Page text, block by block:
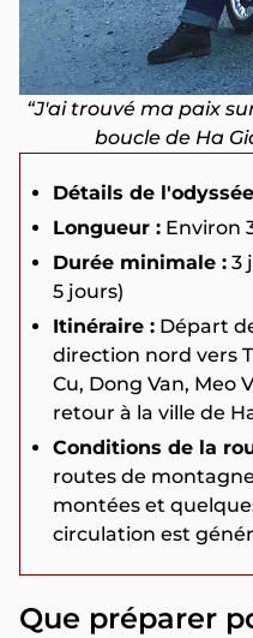
“J'ai trouvé ma paix
boucle de Ha
Détails de
Longueur : Environ
Durée minimale : 3
5 jours)
Itinéraire : Départ
direction nord vers
Cu, Dong Van, Meo
retour à la ville de
Conditions de la
routes de
montées et
circulation est
Que préparer